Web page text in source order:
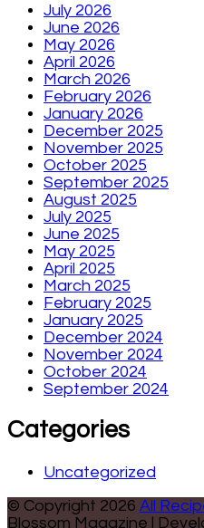
July 2026
June 2026
May 2026
April 2026
March 2026
February 2026
January 2026
December 2025
November 2025
October 2025
September 2025
August 2025
July 2025
June 2025
May 2025
April 2025
March 2025
February 2025
January 2025
December 2024
November 2024
October 2024
September 2024
Categories
Uncategorized
© Copyright 2026 All
Blossom Magazine |